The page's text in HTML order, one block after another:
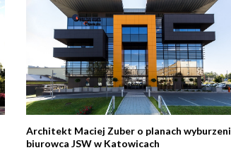
Architekt Maciej Zuber o planach
biurowca JSW w Katowicach